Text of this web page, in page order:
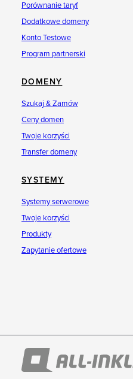
Porównanie taryf
Dodatkowe domeny
Konto Testowe
Program partnerski
DOMENY
Szukaj & Zamów
Ceny domen
Twoje korzyści
Transfer domeny
SYSTEMY
Systemy serwerowe
Twoje korzyści
Produkty
Zapytanie ofertowe